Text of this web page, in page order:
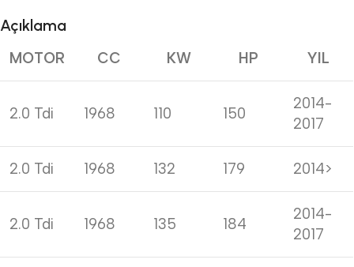
Açıklama
MOTOR CC KW HP YIL
2.0 Tdi 1968 110 150
2014-
2017
2.0 Tdi 1968 132 179 2014>
2.0 Tdi 1968 135 184
2014-
2017